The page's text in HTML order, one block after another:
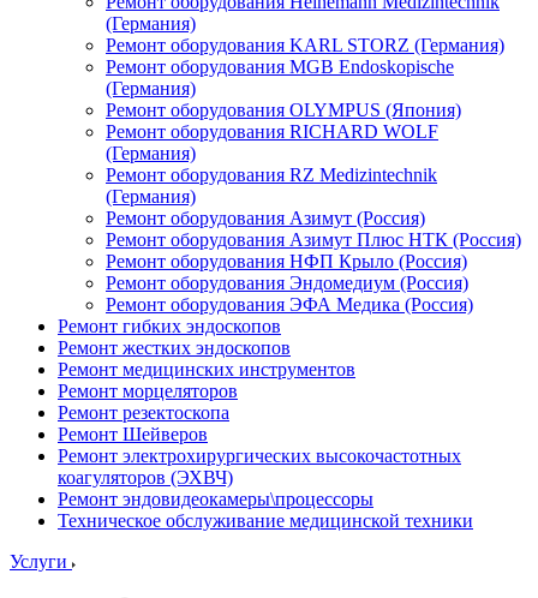
(Германия)
Ремонт оборудования KARL STORZ (Германия)
Ремонт оборудования MGB Endoskopische
(Германия)
Ремонт оборудования OLYMPUS (Япония)
Ремонт оборудования RICHARD WOLF
(Германия)
Ремонт оборудования RZ Medizintechnik
(Германия)
Ремонт оборудования Азимут (Россия)
Ремонт оборудования Азимут Плюс НТК (Россия)
Ремонт оборудования НФП Крыло (Россия)
Ремонт оборудования Эндомедиум (Россия)
Ремонт оборудования ЭФА Медика (Россия)
Ремонт гибких эндоскопов
Ремонт жестких эндоскопов
Ремонт медицинских инструментов
Ремонт морцеляторов
Ремонт резектоскопа
Ремонт Шейверов
Ремонт электрохирургических высокочастотных
коагуляторов (ЭХВЧ)
Ремонт эндовидеокамеры\процессоры
Техническое обслуживание медицинской техники
Услуги